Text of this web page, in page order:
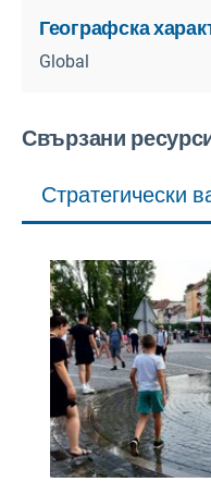
Географска
Global
Свързани
Стратегически